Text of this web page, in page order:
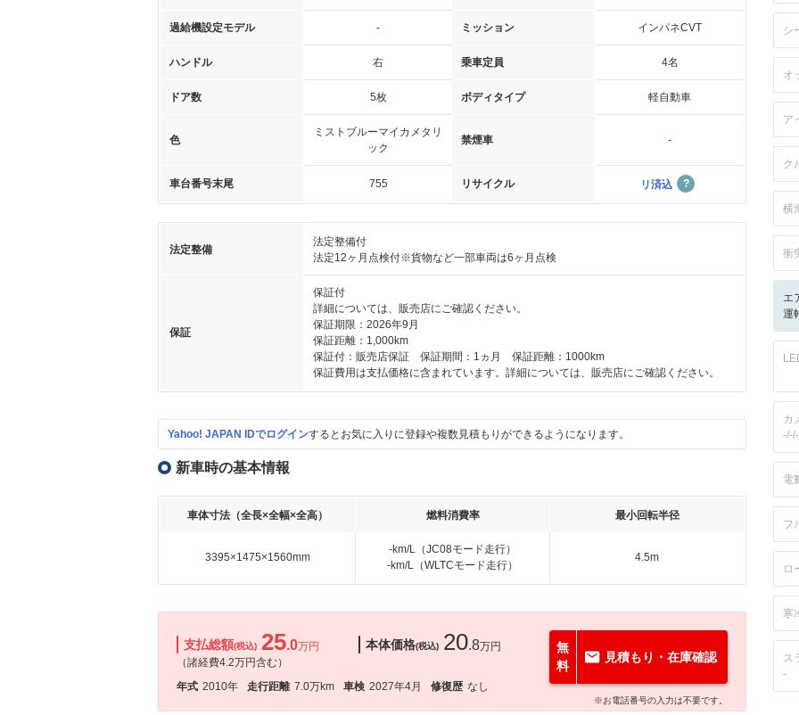
過給機設定モデル - ミッション インパネCVT
ハンドル 右 乗車定員 4名
ドア数 5枚 ボディタイプ 軽自動車
色
ミストブルーマイカメタリ
ック
禁煙車 -
車台番号末尾 755 リサイクル リ済込
法定整備
法定整備付
法定12ヶ月点検付※貨物など一部車両は6ヶ月点検
保証
保証付
詳細については、販売店にご確認ください。
保証期限：2026年9月
保証距離：1,000km
保証付：販売店保証 保証期間：1ヵ月 保証距離：1000km
保証費用は支払価格に含まれています。詳細については、販売店にご確認ください。
Yahoo! JAPAN IDでログインするとお気に入りに登録や複数見積もりができるようになります。
新車時の基本情報
車体寸法（全長×全幅×全高） 燃料消費率 最小回転半径
3395×1475×1560mm
-km/L（JC08モード走行）
-km/L（WLTCモード走行）
4.5m
支払総額(税込) 25.0万円
（諸経費4.2万円含む）
本体価格(税込) 20.8万円
年式 2010年 走行距離 7.0万km 車検 2027年4月 修復歴 なし
無
料
見積もり・在庫確認
※お電話番号の入力は不要です。
シ
オ
ア
ク
横
衝
エ
運
カ
電
フ
ロ
寒
ス
-